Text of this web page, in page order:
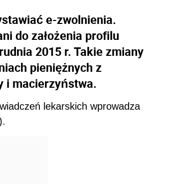
e-zwolnienia.
do założenia profilu
2015 r. Takie zmiany
pieniężnych z
i macierzyństwa.
lekarskich wprowadza